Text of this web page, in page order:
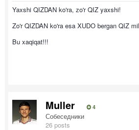
Yaxshi QIZDAN ko'ra, zo'r QIZ yaxshi!
Zo'r QIZDAN ko'ra esa XUDO bergan QIZ
Bu xaqiqat!!!
Muller 4
Собеседники
26 posts